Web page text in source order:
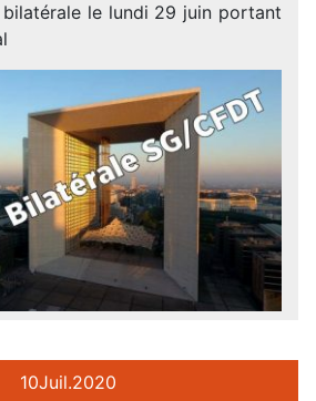
bilatérale le lundi 29 juin portant
10Juil.2020